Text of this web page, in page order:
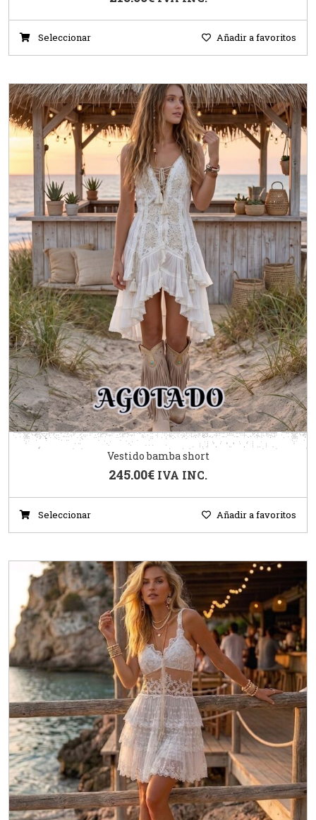
Seleccionar Añadir a favoritos
Vestido bamba short
245.00€ IVA INC.
Seleccionar Añadir a favoritos